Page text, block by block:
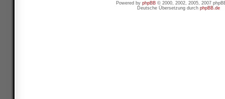
Powered by phpBB © 2000, 2002, 2005, 2007
Deutsche Übersetzung durch phpBB.de